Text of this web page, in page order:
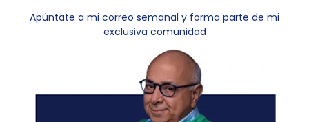
Apúntate a mi correo semanal y forma parte de mi
exclusiva comunidad